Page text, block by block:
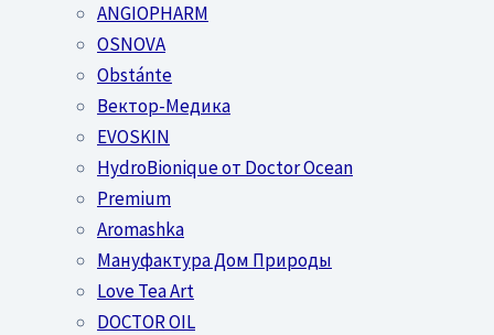
ANGIOPHARM
OSNOVA
Obstánte
Вектор-Медика
EVOSKIN
HydroBionique от Doctor Ocean
Premium
Aromashka
Мануфактура Дом Природы
Love Tea Art
DOCTOR OIL